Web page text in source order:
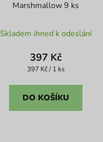
Marshmallow 9 ks
hodnocení
produktu
je
z
Skladem ihned k odeslání
397 Kč
Měrná
397 Kč / 1 ks
DO KOŠÍKU